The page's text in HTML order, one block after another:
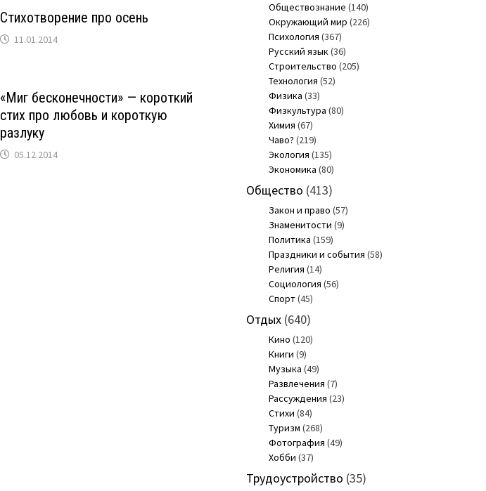
Стихотворение про осень
11.01.2014
«Миг бесконечности» — короткий
стих про любовь и короткую
разлуку
05.12.2014
Обществознание (140)
Окружающий мир (226)
Психология (367)
Русский язык(36)
Строительство (205)
Технология (52)
Физика (33)
Физкультура (80)
Химия (67)
Чаво? (219)
Экология (135)
Экономика (80)
Общество (413)
Закон и право (57)
Знаменитости (9)
Политика (159)
Праздники и события (58)
Религия (14)
Социология (56)
Спорт(45)
Отдых(640)
Кино (120)
Книги (9)
Музыка (49)
Развлечения (7)
Рассуждения (23)
Стихи (84)
Туризм (268)
Фотография (49)
Хобби (37)
Трудоустройство (35)